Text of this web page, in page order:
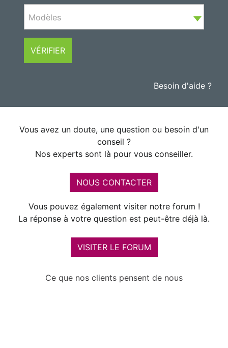
Modèles
VÉRIFIER
Besoin d'aide ?
Vous avez un doute, une question ou besoin d'un
conseil ?
Nos experts sont là pour vous conseiller.
NOUS CONTACTER
Vous pouvez également visiter notre forum !
La réponse à votre question est peut-être déjà là.
VISITER LE FORUM
Ce que nos clients pensent de nous